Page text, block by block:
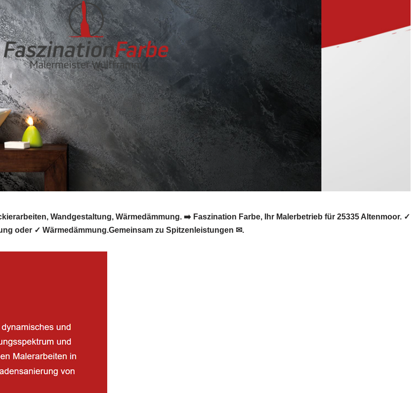
Wandgestaltung, Wärmedämmung. ➡️ Faszination Farbe, Ihr Malerbetrieb für 25335 Altenmoor. ✓
oder ✓ Wärmedämmung.Gemeinsam zu Spitzenleistungen ✉.